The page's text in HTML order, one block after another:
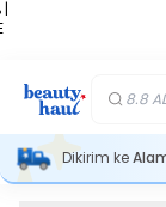
|
8.8
Dikirim ke